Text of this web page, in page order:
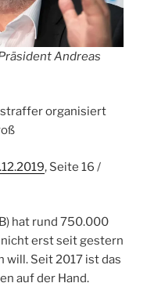
Andreas
straffer organisiert
, Seite 16 /
hat rund 750.000
erst seit gestern
Seit 2017 ist das
auf der Hand.